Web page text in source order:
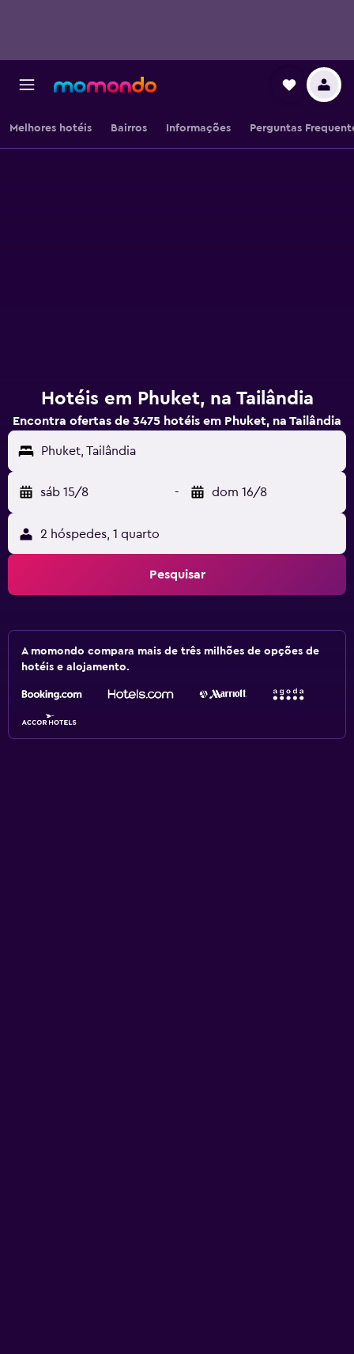
Melhores hotéis Bairros Informações Perguntas
Hotéis em Phuket, na Tailândia
Encontra ofertas de 3475 hotéis em Phuket, na Tailândia
Phuket, Tailândia
sáb 15/8 - dom 16/8
2 hóspedes, 1 quarto
Pesquisar
A momondo compara mais de três milhões de opções de
hotéis e alojamento.